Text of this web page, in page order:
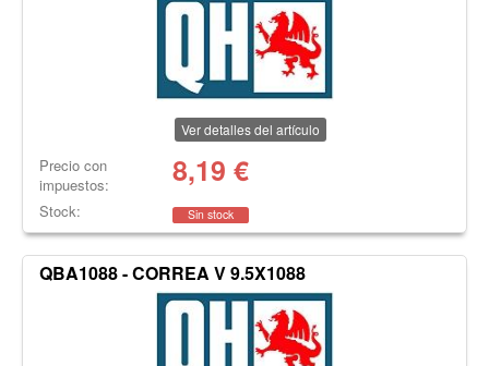
Ver detalles del artículo
Precio con
impuestos:
8,19 €
Stock: Sin stock
QBA1088 - CORREA V 9.5X1088